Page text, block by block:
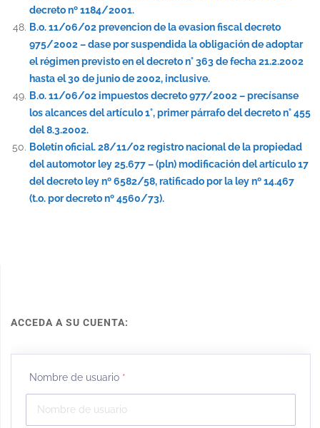
decreto nº 1184/2001.
B.o. 11/06/02 prevencion de la evasion fiscal decreto
975/2002 – dase por suspendida la obligación de adoptar
el régimen previsto en el decreto n° 363 de fecha 21.2.2002
hasta el 30 de junio de 2002, inclusive.
B.o. 11/06/02 impuestos decreto 977/2002 – precísanse
los alcances del artículo 1°, primer párrafo del decreto n° 455
del 8.3.2002.
Boletín oficial. 28/11/02 registro nacional de la propiedad
del automotor ley 25.677 – (pln) modificación del artículo 17
del decreto ley nº 6582/58, ratificado por la ley nº 14.467
(t.o. por decreto nº 4560/73).
ACCEDA A SU CUENTA:
Nombre de usuario *